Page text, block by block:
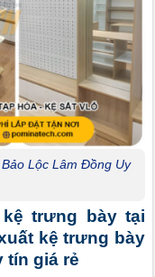
Lộc Lâm Đồng Uy
trưng bày tại
kệ trưng bày
tín giá rẻ